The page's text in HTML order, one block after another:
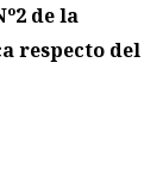
de la
respecto del